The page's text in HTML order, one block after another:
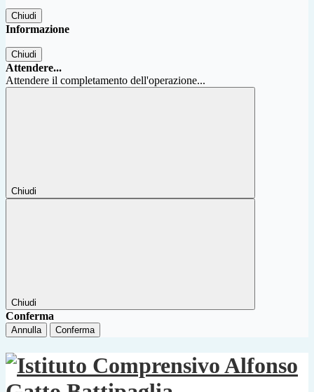
Chiudi
Informazione
Chiudi
Attendere...
Attendere il completamento dell'operazione...
Chiudi
Chiudi
Conferma
Annulla Conferma